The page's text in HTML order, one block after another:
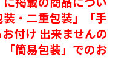
・二重包装」「手
付け 出来ませんの
簡易包装」でのお